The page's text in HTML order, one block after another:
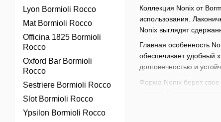
Коллекция Nonix от
использования.
Nonix выглядят
Главная особенность
обеспечивает удобный
долговечностью и
Форма Nonix берет свое
Lyon Bormioli Rocco
Mat Bormioli Rocco
Officina 1825 Bormioli
Rocco
Oxford Bar Bormioli
Rocco
Sestriere Bormioli Rocco
Slot Bormioli Rocco
Ypsilon Bormioli Rocco